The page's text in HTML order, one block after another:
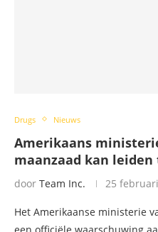
Drugs Nieuws
Amerikaans
maanzaad kan
door Team Inc. 25
Het Amerikaanse ministerie